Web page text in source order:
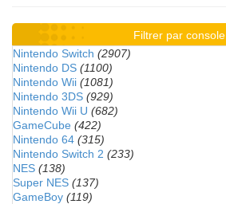
Filtrer par console
Nintendo Switch (2907)
Nintendo DS (1100)
Nintendo Wii (1081)
Nintendo 3DS (929)
Nintendo Wii U (682)
GameCube (422)
Nintendo 64 (315)
Nintendo Switch 2 (233)
NES (138)
Super NES (137)
GameBoy (119)